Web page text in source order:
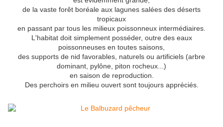
de la vaste forêt boréale aux lagunes salées des déserts
tropicaux
en passant par tous les milieux poissonneux intermédiaires.
L'habitat doit simplement posséder, outre des eaux
poissonneuses en toutes saisons,
des supports de nid favorables, naturels ou artificiels (arbre
dominant, pylône, piton rocheux...)
en saison de reproduction.
Des perchoirs en milieu ouvert sont toujours appréciés.